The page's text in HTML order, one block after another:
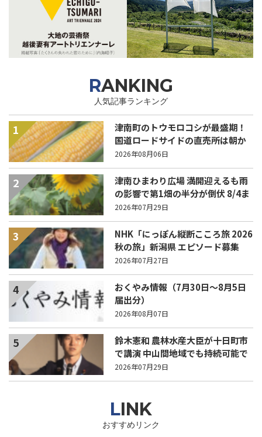
RANKING
人気記事ランキング
1
津南町のトウモロコシが最盛期！
国道ロードサイドの直売所は朝か
ら長い列！
2026年08月06日
2
津南ひまわり広場 満開迎えるも雨
の影響で第1畑の半分が倒伏 8/4ま
で駐車場を無料開放
2026年07月29日
3
NHK「にっぽん縦断こころ旅 2026
秋の旅」新潟県 エピソード募集
中！
2026年07月27日
4
おくやみ情報（7月30日～8月5日
届出分）
2026年08月07日
5
鈴木憲和 農林水産大臣が十日町市
で講演 中山間地域でも持続可能で
稼げる農業とは？
2026年07月29日
LINK
おすすめリンク